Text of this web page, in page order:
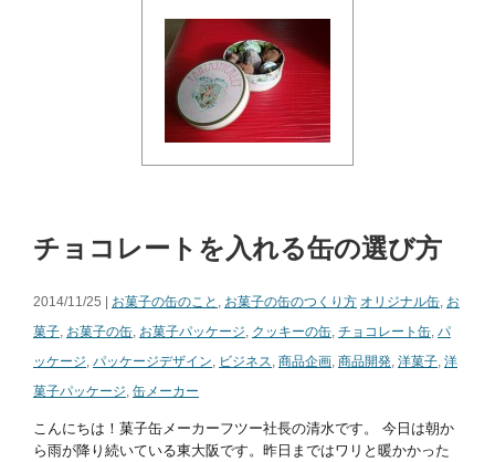
チョコレートを入れる缶の選び方
2014/11/25 | お菓子の缶のこと , お菓子の缶のつくり方 オリジナル缶, お
菓子, お菓子の缶, お菓子パッケージ, クッキーの缶, チョコレート缶, パ
ッケージ, パッケージデザイン, ビジネス, 商品企画, 商品開発, 洋菓子, 洋
菓子パッケージ, 缶メーカー
こんにちは！菓子缶メーカーフツー社長の清水です。 今日は朝か
ら雨が降り続いている東大阪です。昨日まではワリと暖かかった